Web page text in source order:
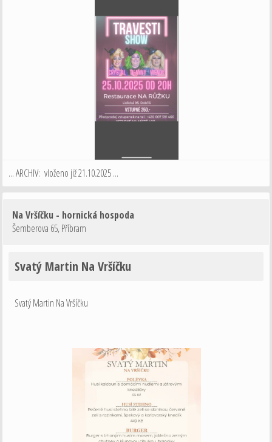
... ARCHIV: vloženo již 21.10.2025 ...
Na Vršíčku - hornická hospoda
Šemberova 65,Příbram
Svatý Martin Na Vršíčku
Svatý Martin Na Vršíčku